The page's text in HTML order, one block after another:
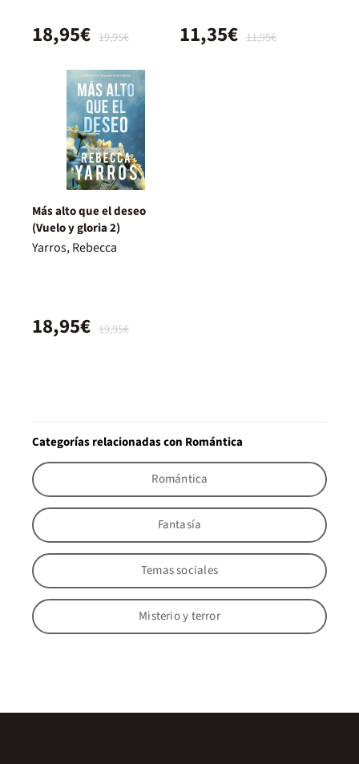
19,95€
18,95€ 11,95€
11,35€
Más alto que el deseo
(Vuelo y gloria 2)
Yarros, Rebecca
19,95€
18,95€
Categorías relacionadas con Romántica
Romántica
Fantasía
Temas sociales
Misterio y terror